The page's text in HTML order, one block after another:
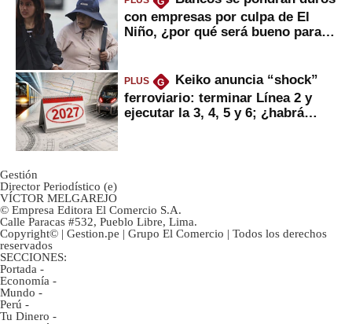
con empresas por culpa de El
Niño, ¿por qué será bueno para
PLUS G
Keiko anuncia “shock”
ferroviario: terminar Línea 2 y
ejecutar la 3, 4, 5 y 6; ¿habrá
Gestión
Director Periodístico (e)
VÍCTOR MELGAREJO
© Empresa Editora El Comercio S.A.
Calle Paracas #532, Pueblo Libre, Lima.
Copyright© | Gestion.pe | Grupo El Comercio | Todos los derechos
reservados
SECCIONES:
Portada -
Economía -
Mundo -
Perú -
Tu Dinero -